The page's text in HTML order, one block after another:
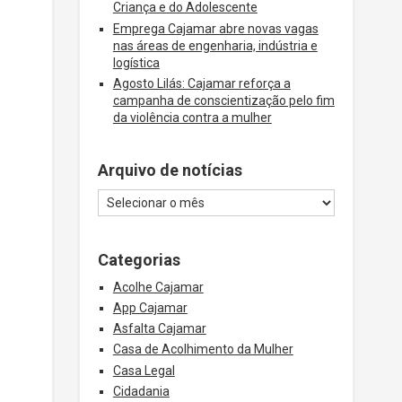
Criança e do Adolescente
Emprega Cajamar abre novas vagas
nas áreas de engenharia, indústria e
logística
Agosto Lilás: Cajamar reforça a
campanha de conscientização pelo fim
da violência contra a mulher
Arquivo de notícias
Categorias
Acolhe Cajamar
App Cajamar
Asfalta Cajamar
Casa de Acolhimento da Mulher
Casa Legal
Cidadania